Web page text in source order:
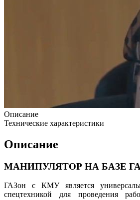
Описание
Технические характеристики
Описание
МАНИПУЛЯТОР НА БАЗЕ
ГАЗон с КМУ является
спецтехникой для проведения